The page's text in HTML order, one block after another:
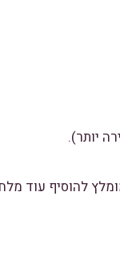
להוסיף עוד מלח